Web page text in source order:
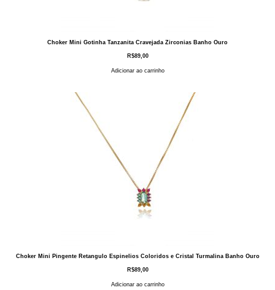
Choker Mini Gotinha Tanzanita Cravejada Zirconias Banho Ouro
R$89,00
Adicionar ao carrinho
Choker Mini Pingente Retangulo Espinelios Coloridos e Cristal Turmalina Banho Ouro
R$89,00
Adicionar ao carrinho